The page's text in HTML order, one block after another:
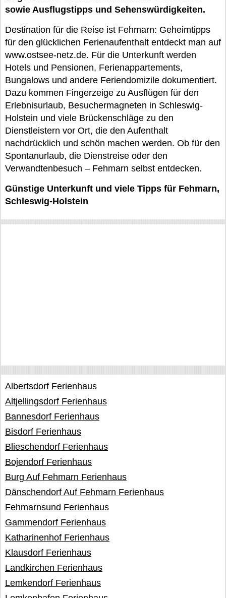
sowie Ausflugstipps und Sehenswürdigkeiten.
Destination für die Reise ist Fehmarn: Geheimtipps
für den glücklichen Ferienaufenthalt entdeckt man auf
www.ostsee-netz.de. Für die Unterkunft werden
Hotels und Pensionen, Ferienappartements,
Bungalows und andere Feriendomizile dokumentiert.
Dazu kommen Fingerzeige zu Ausflügen für den
Erlebnisurlaub, Besuchermagneten in Schleswig-
Holstein und viele Brückenschläge zu den
Dienstleistern vor Ort, die den Aufenthalt
nachdrücklich und schön machen werden. Ob für den
Spontanurlaub, die Dienstreise oder den
Verwandtenbesuch – Fehmarn selbst entdecken.
Günstige Unterkunft und viele Tipps für Fehmarn,
Schleswig-Holstein
Albertsdorf Ferienhaus
Altjellingsdorf Ferienhaus
Bannesdorf Ferienhaus
Bisdorf Ferienhaus
Blieschendorf Ferienhaus
Bojendorf Ferienhaus
Burg Auf Fehmarn Ferienhaus
Dänschendorf Auf Fehmarn Ferienhaus
Fehmarnsund Ferienhaus
Gammendorf Ferienhaus
Katharinenhof Ferienhaus
Klausdorf Ferienhaus
Landkirchen Ferienhaus
Lemkendorf Ferienhaus